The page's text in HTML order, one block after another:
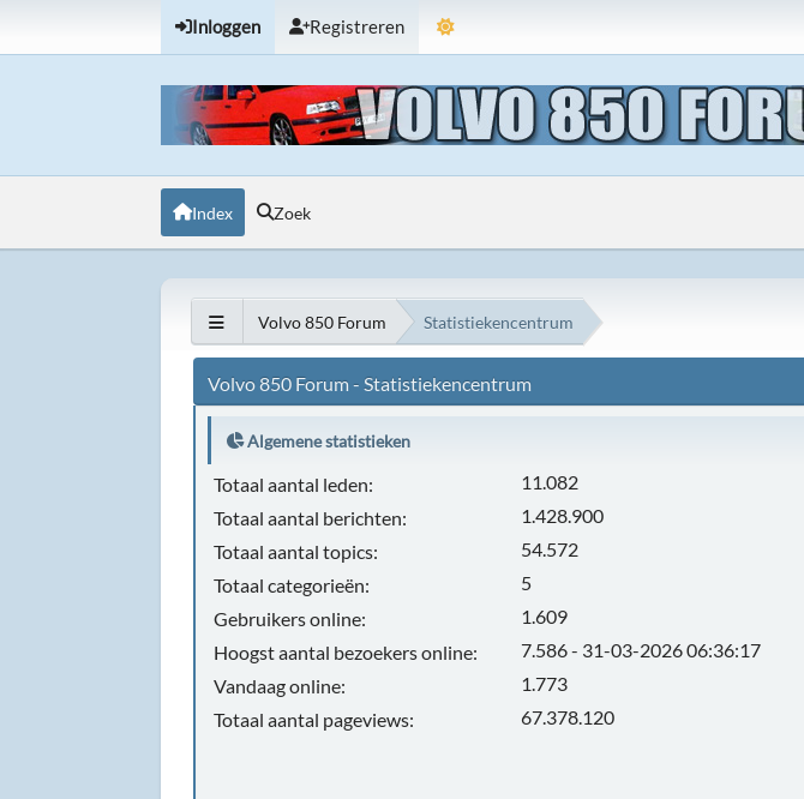
Inloggen Registreren
Index Zoek
Volvo 850 Forum Statistiekencentrum
Volvo 850 Forum - Statistiekencentrum
Algemene statistieken
Totaal aantal leden:
11.082
Totaal aantal berichten:
1.428.900
Totaal aantal topics:
54.572
Totaal categorieën:
5
Gebruikers online:
1.609
Hoogst aantal bezoekers online:
7.586 - 31-03-2026 06:36:17
Vandaag online:
1.773
Totaal aantal pageviews:
67.378.120